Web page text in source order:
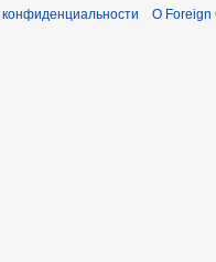
конфиденциальности О Foreign